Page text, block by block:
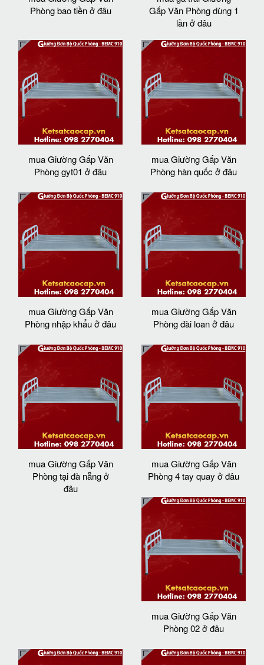
Phòng bao tiền ở đâu
Gấp Văn Phòng dùng 1
lần ở đâu
mua Giường Gấp Văn
Phòng gyt01 ở đâu
mua Giường Gấp Văn
Phòng hàn quốc ở đâu
mua Giường Gấp Văn
Phòng nhập khẩu ở đâu
mua Giường Gấp Văn
Phòng đài loan ở đâu
mua Giường Gấp Văn
Phòng tại đà nẵng ở
đâu
mua Giường Gấp Văn
Phòng 4 tay quay ở đâu
mua Giường Gấp Văn
Phòng 02 ở đâu